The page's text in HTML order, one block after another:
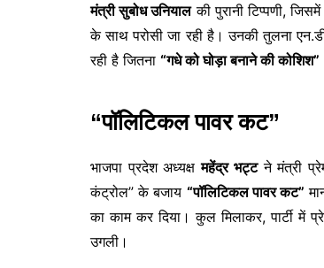
मंत्री सुबोध उनियालकी पुरानी टिप्पणी,
के साथ परोसी जा रही है। उनकी तुलना
रही है जितना “गधे को घोड़ा बनाने की कोशिश”
“पॉलिटिकल पावर कट”
भाजपा प्रदेश अध्यक्षमहेंद्र भट्टने मंत्री
कंट्रोल” के बजाय “पॉलिटिकल पावर कट”
का काम कर दिया। कुल मिलाकर, पार्टी में
उगली।